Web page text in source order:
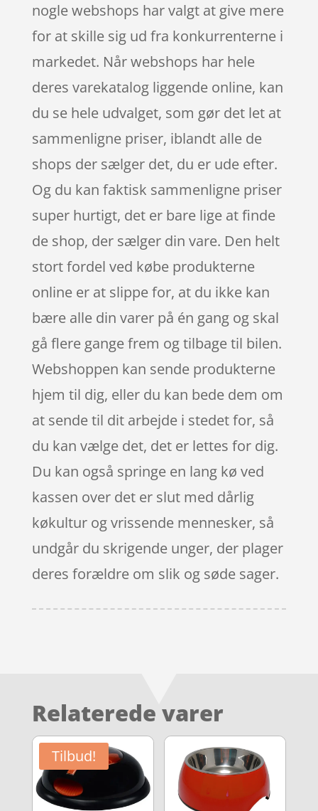
nogle webshops har valgt at give mere
for at skille sig ud fra konkurrenterne i
markedet. Når webshops har hele
deres varekatalog liggende online, kan
du se hele udvalget, som gør det let at
sammenligne priser, iblandt alle de
shops der sælger det, du er ude efter.
Og du kan faktisk sammenligne priser
super hurtigt, det er bare lige at finde
de shop, der sælger din vare. Den helt
stort fordel ved købe produkterne
online er at slippe for, at du ikke kan
bære alle din varer på én gang og skal
gå flere gange frem og tilbage til bilen.
Webshoppen kan sende produkterne
hjem til dig, eller du kan bede dem om
at sende til dit arbejde i stedet for, så
du kan vælge det, det er lettes for dig.
Du kan også springe en lang kø ved
kassen over det er slut med dårlig
køkultur og vrissende mennesker, så
undgår du skrigende unger, der plager
deres forældre om slik og søde sager.
Relaterede varer
Tilbud!